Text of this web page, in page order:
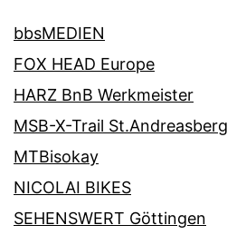
bbsMEDIEN
FOX HEAD Europe
HARZ BnB Werkmeister
MSB-X-Trail St.Andreasberg
MTBisokay
NICOLAI BIKES
SEHENSWERT Göttingen